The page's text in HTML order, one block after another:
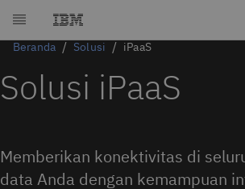
Beranda Solusi iPaaS
Solusi iPaaS
Memberikan konektivitas di
data Anda dengan kemampuan